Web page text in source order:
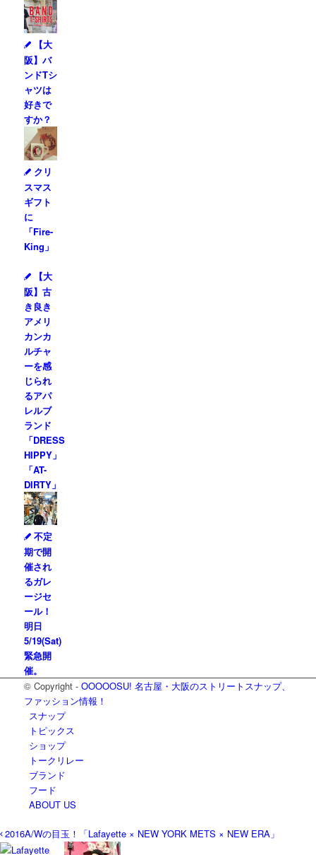
【大
阪】バ
ンドTシ
ャツは
好きで
すか？
クリ
スマス
ギフト
に
「Fire-
King」
【大
阪】古
き良き
アメリ
カンカ
ルチャ
ーを感
じられ
るアパ
レルブ
ランド
「DRESS
HIPPY」
「AT-
DIRTY」
不定
期で開
催され
るガレ
ージセ
ール！
明日
5/19(Sat)
緊急開
催。
© Copyright - OOOOOSU! 名古屋・大阪のストリートスナップ、
ファッション情報！
スナップ
トピックス
ショップ
トークリレー
ブランド
フード
ABOUT US
2016A/Wの目玉！「Lafayette × NEW YORK METS × NEW ERA」